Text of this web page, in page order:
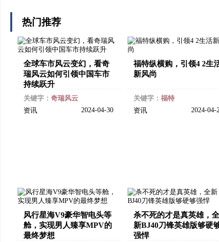
热门推荐
全球车市风云变幻，看奇
瑞风云如何引领中国车市
持续跃升
关键字： 奇瑞风云
资讯
2024-04-30
福特纵横购，引领4 2生
新风尚
关键字： 福特
资讯
2024-
风行星海V9豪华智电头等
舱，实现男人臻享MPV的
最终梦想
杀不死的才是真英雄，全
新BJ40刀锋英雄版够硬
强悍